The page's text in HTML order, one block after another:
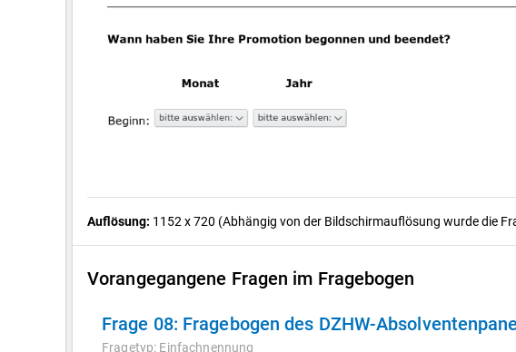
Auflösung: 1152 x 720 (Abhängig von der Bildschirmauflösung wurde die
Vorangegangene Fragen im Fragebogen
Frage 08: Fragebogen des DZHW-
Fragetyp: Einfachnennung